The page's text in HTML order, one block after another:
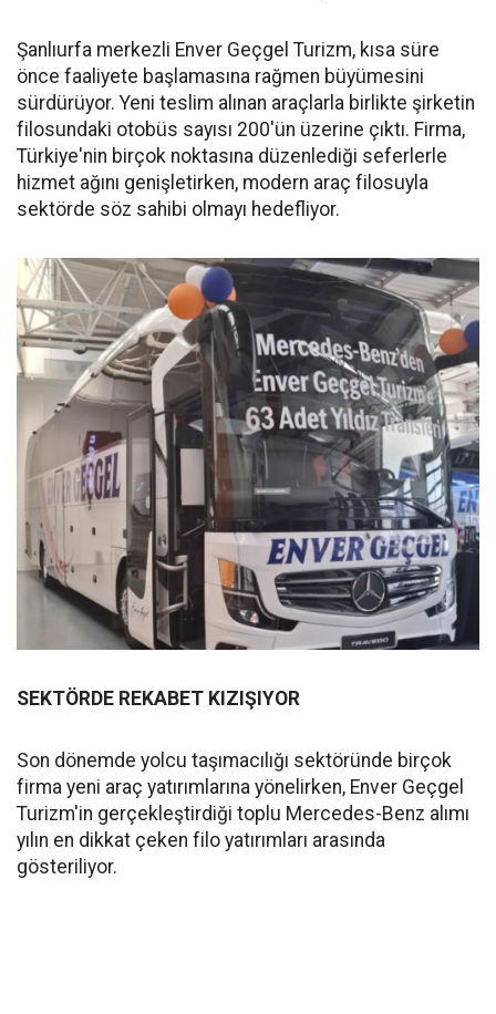
Şanlıurfa merkezli Enver Geçgel Turizm, kısa süre
önce faaliyete başlamasına rağmen büyümesini
sürdürüyor. Yeni teslim alınan araçlarla birlikte şirketin
filosundaki otobüs sayısı 200'ün üzerine çıktı. Firma,
Türkiye'nin birçok noktasına düzenlediği seferlerle
hizmet ağını genişletirken, modern araç filosuyla
sektörde söz sahibi olmayı hedefliyor.
SEKTÖRDE REKABET KIZIŞIYOR
Son dönemde yolcu taşımacılığı sektöründe birçok
firma yeni araç yatırımlarına yönelirken, Enver Geçgel
Turizm'in gerçekleştirdiği toplu Mercedes-Benz alımı
yılın en dikkat çeken filo yatırımları arasında
gösteriliyor.